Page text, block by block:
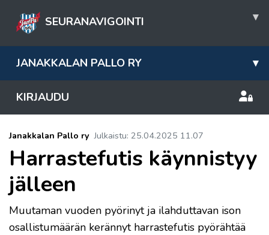
SEURANAVIGOINTI ▾
JANAKKALAN PALLO RY ▾
KIRJAUDU
Janakkalan Pallo ry Julkaistu: 25.04.2025 11.07
Harrastefutis käynnistyy
jälleen
Muutaman vuoden pyörinyt ja ilahduttavan ison
osallistumäärän kerännyt harrastefutis pyörähtää